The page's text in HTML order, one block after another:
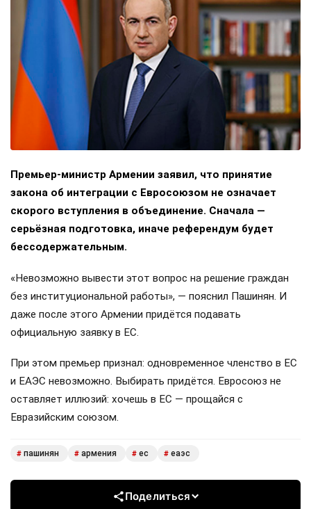
Премьер-министр Армении заявил, что принятие
закона об интеграции с Евросоюзом не означает
скорого вступления в объединение. Сначала —
серьёзная подготовка, иначе референдум будет
бессодержательным.
«Невозможно вывести этот вопрос на решение граждан
без институциональной работы», — пояснил Пашинян. И
даже после этого Армении придётся подавать
официальную заявку в ЕС.
При этом премьер признал: одновременное членство в ЕС
и ЕАЭС невозможно. Выбирать придётся. Евросоюз не
оставляет иллюзий: хочешь в ЕС — прощайся с
Евразийским союзом.
# пашинян # армения # ес # еаэс
Поделиться